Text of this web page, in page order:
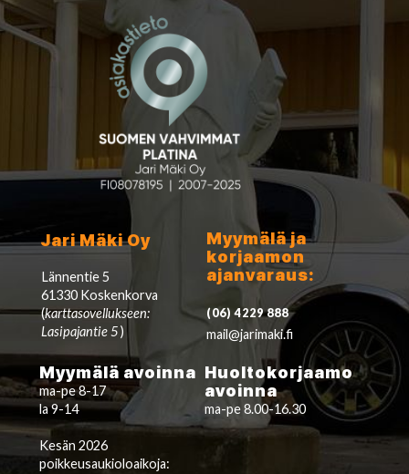
Jari Mäki Oy
Lännentie 5
61330 Koskenkorva
(karttasovellukseen:
Lasipajantie 5)
Myymälä ja
korjaamon
ajanvaraus:
(06) 4229 888
mail@jarimaki.fi
Myymälä avoinna
ma-pe 8-17
la 9-14
Kesän 2026
poikkeusaukioloaikoja:
Huoltokorjaamo
avoinna
ma-pe 8.00-16.30